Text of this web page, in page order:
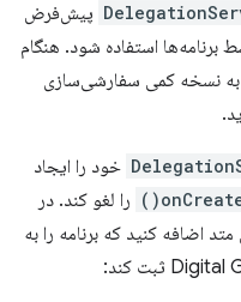
پیش‌فرض
استفاده شود. هنگام
به نسخه کمی سفارشی‌سازی
خود را ایجاد
را لغو کند. در
اضافه کنید که برنامه را به